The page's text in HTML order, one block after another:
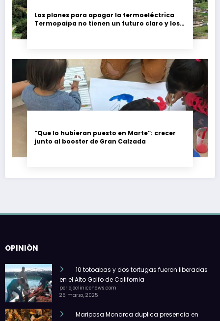
Los planes para apagar la termoeléctrica
Termopaipa no tienen un futuro claro y los
“Que lo hubieran puesto en Marte”: crecer
junto al booster de Gran Calzada
OPINIÓN
10 totoabas y dos tortugas fueron liberadas
en el Alto Golfo de California
por ojocliniconews.com
25 marzo, 2025
Mariposa Monarca duplica presencia en